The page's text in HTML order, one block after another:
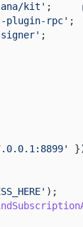
kit' ;
plugin-rpc' ;
;
);